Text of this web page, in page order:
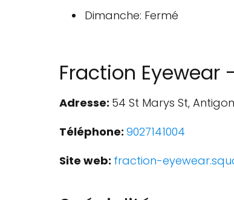
Dimanche: Fermé
Fraction Eyewear
Adresse: 54 St Marys St,
Téléphone: 9027141004
Site web: fraction-